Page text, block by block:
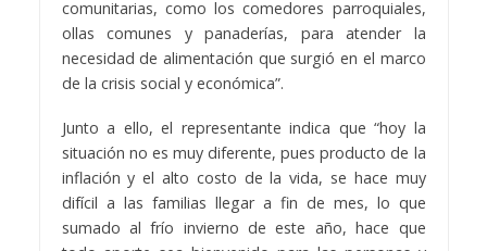
comunitarias, como los comedores parroquiales,
ollas comunes y panaderías, para atender la
necesidad de alimentación que surgió en el marco
de la crisis social y económica”.
Junto a ello, el representante indica que “hoy la
situación no es muy diferente, pues producto de la
inflación y el alto costo de la vida, se hace muy
difícil a las familias llegar a fin de mes, lo que
sumado al frío invierno de este año, hace que